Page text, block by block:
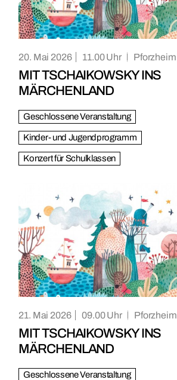
20. Mai 2026 11.00 Pforzheim
MIT TSCHAIKOWSKY INS
MÄRCHENLAND
Geschlossene Veranstaltung
Kinder- und Jugendprogramm
Konzert für Schulklassen
21. Mai 2026 09.00 Pforzheim
MIT TSCHAIKOWSKY INS
MÄRCHENLAND
Geschlossene Veranstaltung